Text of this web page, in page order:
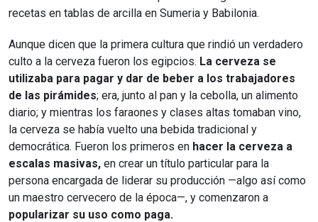
recetas en tablas de arcilla en Sumeria y Babilonia.
Aunque dicen que la primera cultura que rindió un verdadero
culto a la cerveza fueron los egipcios. La cerveza se
utilizaba para pagar y dar de beber a los trabajadores
de las pirámides; era, junto al pan y la cebolla, un alimento
diario; y mientras los faraones y clases altas tomaban vino,
la cerveza se había vuelto una bebida tradicional y
democrática. Fueron los primeros en hacer la cerveza a
escalas masivas, en crear un título particular para la
persona encargada de liderar su producción —algo así como
un maestro cervecero de la época—, y comenzaron a
popularizar su uso como paga.